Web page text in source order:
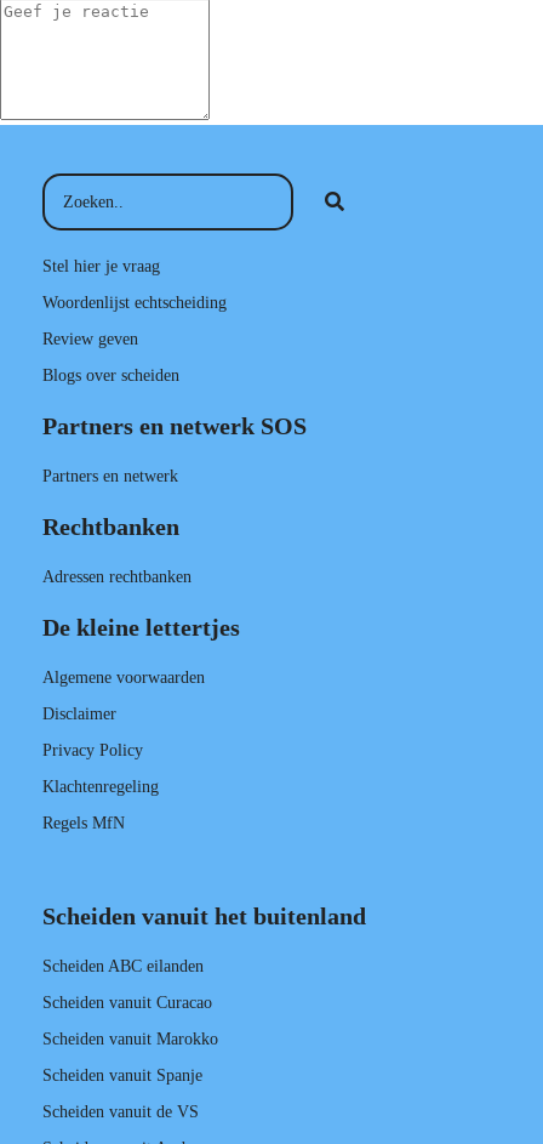
Stel hier je vraag
Woordenlijst echtscheiding
Review geven
Blogs over scheiden
Partners en netwerk SOS
Partners en netwerk
Rechtbanken
Adressen rechtbanken
De kleine lettertjes
Algemene voorwaarden
Disclaimer
Privacy Policy
Klachtenregeling
Regels MfN
Scheiden vanuit het buitenland
Scheiden ABC eilanden
Scheiden vanuit Curacao
Scheiden vanuit Marokko
Scheiden vanuit Spanje
Scheiden vanuit de VS